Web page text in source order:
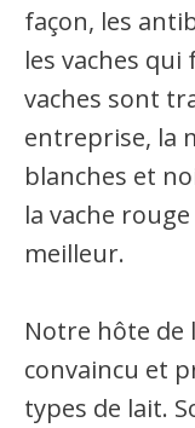
façon, les
les vaches
vaches sont
entreprise, la
blanches et
la vache
meilleur.
Notre hôte de
convaincu et
types de lait.